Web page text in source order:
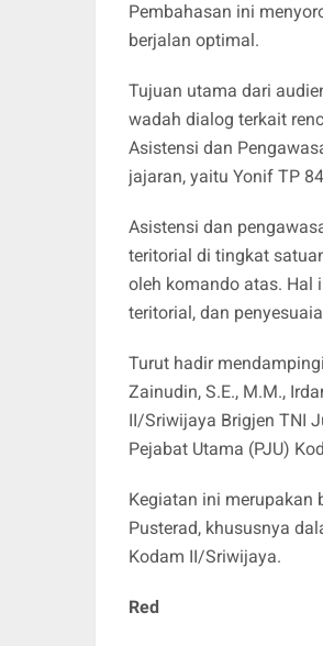
Pembahasan ini
berjalan optimal.
Tujuan utama dari
wadah dialog terkait
Asistensi dan
jajaran, yaitu Yonif TP
Asistensi dan
teritorial di tingkat
oleh komando atas. Hal
teritorial, dan
Turut hadir
Zainudin, S.E., M.M.,
II/Sriwijaya Brigjen TNI
Pejabat Utama (PJU)
Kegiatan ini merupakan
Pusterad, khususnya
Kodam II/Sriwijaya.
Red